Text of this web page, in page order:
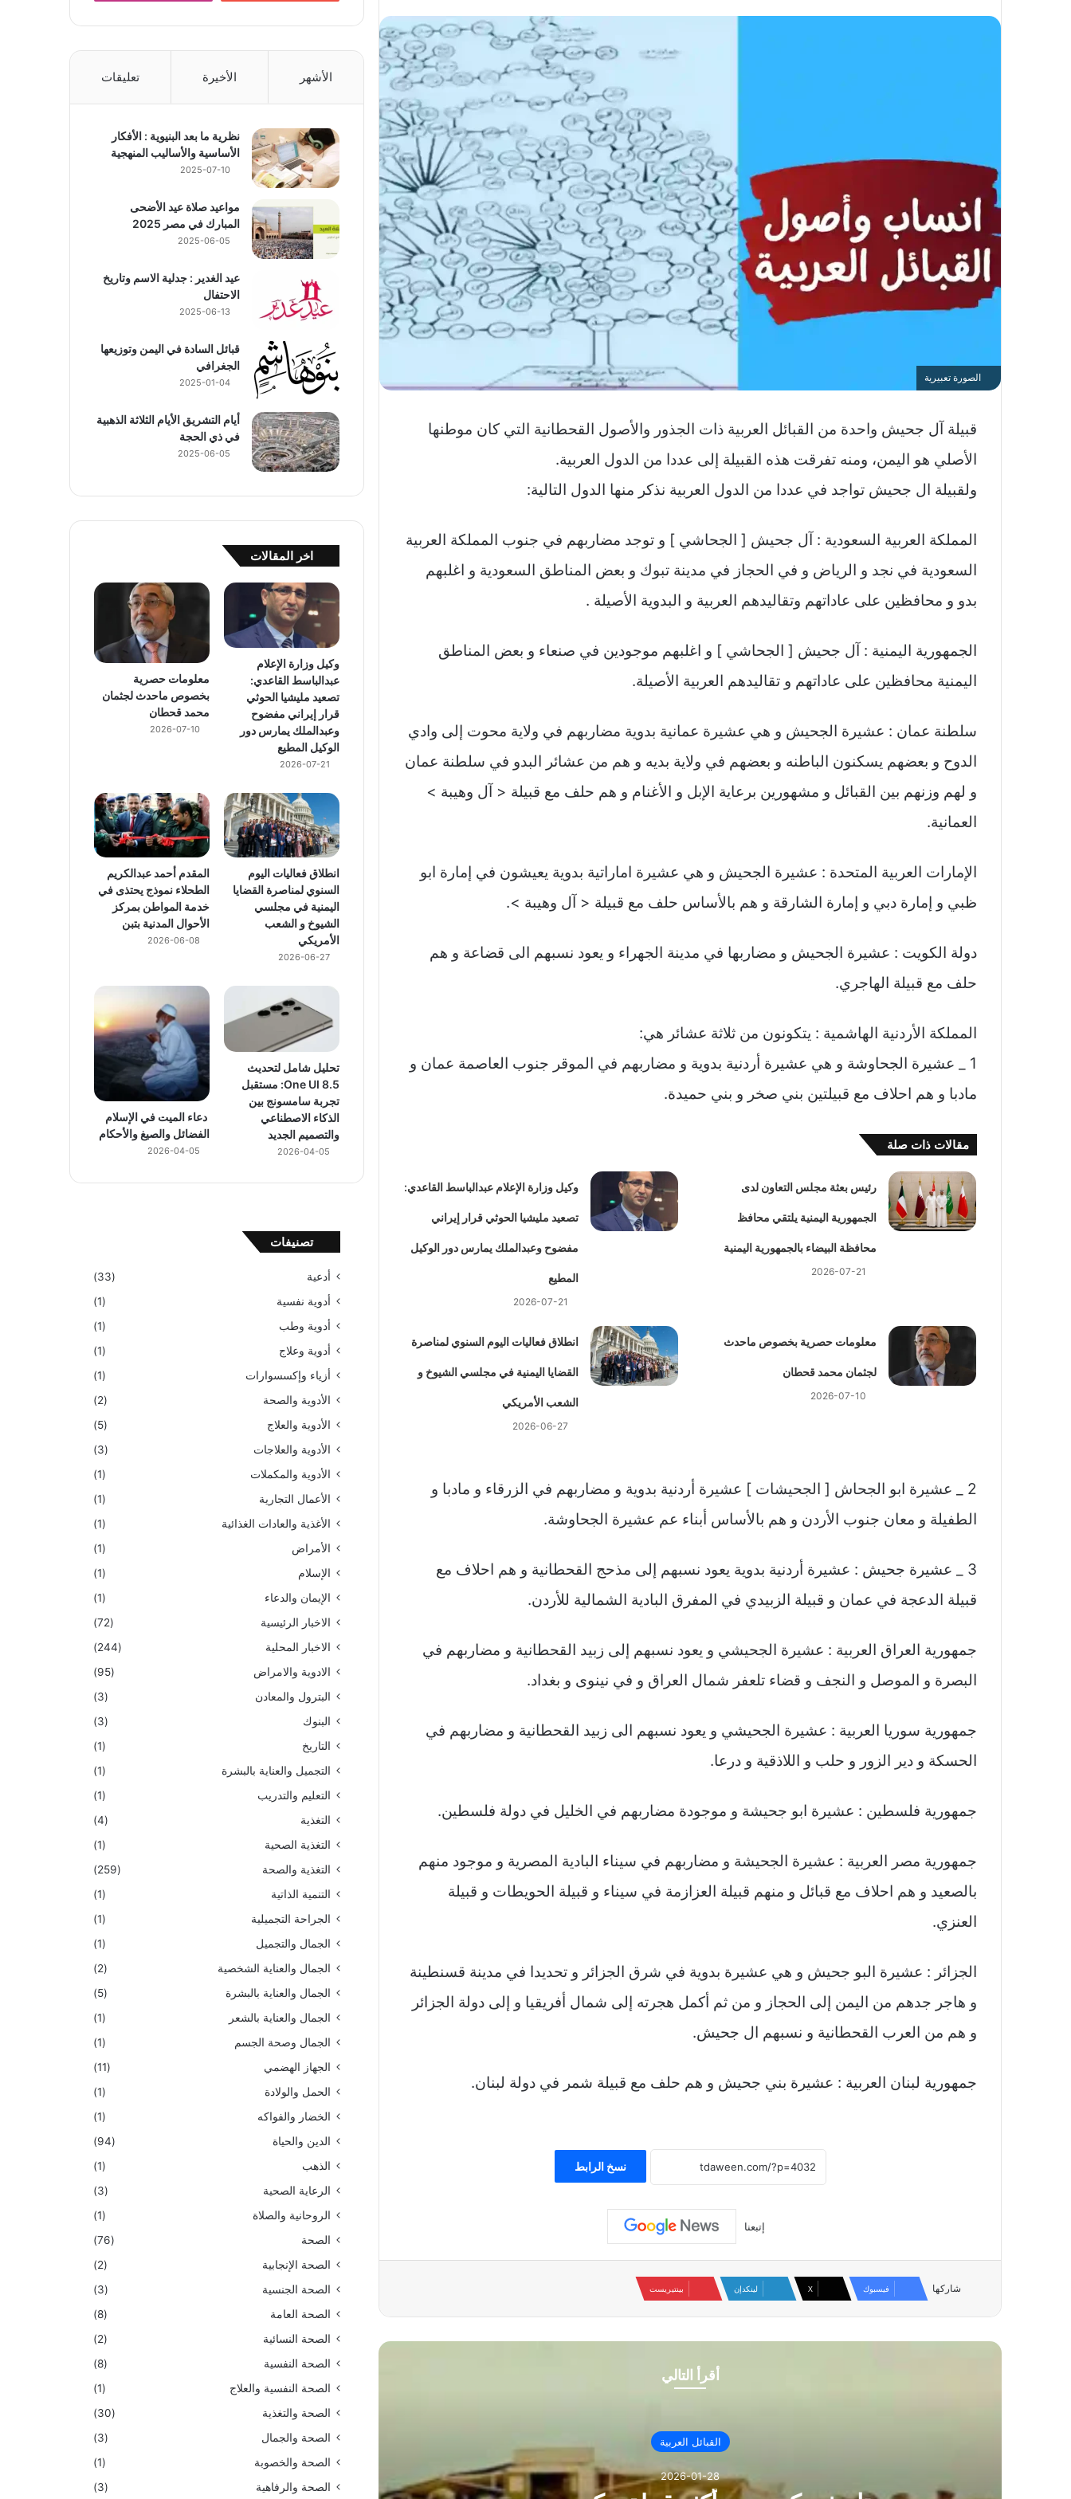
الصورة تعبيرية
قبيلة آل جحيش واحدة من القبائل العربية ذات الجذور والأصول القحطانية التي كان موطنها
الأصلي هو اليمن، ومنه تفرقت هذه القبيلة إلى عددا من الدول العربية.
ولقبيلة ال جحيش تواجد في عددا من الدول العربية نذكر منها الدول التالية:
المملكة العربية السعودية : آل جحيش [ الجحاشي ] و توجد مضاربهم في جنوب المملكة العربية
السعودية في نجد و الرياض و في الحجاز في مدينة تبوك و بعض المناطق السعودية و اغلبهم
بدو و محافظين على عاداتهم وتقاليدهم العربية و البدوية الأصيلة .
الجمهورية اليمنية : آل جحيش [ الجحاشي ] و اغلبهم موجودين في صنعاء و بعض المناطق
اليمنية محافظين على عاداتهم و تقاليدهم العربية الأصيلة.
سلطنة عمان : عشيرة الجحيش و هي عشيرة عمانية بدوية مضاربهم في ولاية محوت إلى وادي
الدوح و بعضهم يسكنون الباطنه و بعضهم في ولاية بديه و هم من عشائر البدو في سلطنة عمان
و لهم وزنهم بين القبائل و مشهورين برعاية الإبل و الأغنام و هم حلف مع قبيلة < آل وهيبة >
العمانية.
الإمارات العربية المتحدة : عشيرة الجحيش و هي عشيرة اماراتية بدوية يعيشون في إمارة ابو
ظبي و إمارة دبي و إمارة الشارقة و هم بالأساس حلف مع قبيلة < آل وهيبة >.
دولة الكويت : عشيرة الجحيش و مضاربها في مدينة الجهراء و يعود نسبهم الى قضاعة و هم
حلف مع قبيلة الهاجري.
المملكة الأردنية الهاشمية : يتكونون من ثلاثة عشائر هي:
1 _ عشيرة الجحاوشة و هي عشيرة أردنية بدوية و مضاربهم في الموقر جنوب العاصمة عمان و
مادبا و هم احلاف مع قبيلتين بني صخر و بني حميدة.
مقالات ذات صلة
رئيس بعثة مجلس التعاون لدى
الجمهورية اليمنية يلتقي محافظ
محافظة البيضاء بالجمهورية اليمنية
2026-07-21
وكيل وزارة الإعلام عبدالباسط القاعدي:
تصعيد مليشيا الحوثي قرار إيراني
مفضوح وعبدالملك يمارس دور الوكيل
المطيع
2026-07-21
معلومات حصرية بخصوص ماحدث
لجثمان محمد قحطان
2026-07-10
انطلاق فعاليات اليوم السنوي لمناصرة
القضايا اليمنية في مجلسي الشيوخ و
الشعب الأمريكي
2026-06-27
2 _ عشيرة ابو الجحاش [ الجحيشات ] عشيرة أردنية بدوية و مضاربهم في الزرقاء و مادبا و
الطفيلة و معان جنوب الأردن و هم بالأساس أبناء عم عشيرة الجحاوشة.
3 _ عشيرة جحيش : عشيرة أردنية بدوية يعود نسبهم إلى مذحج القحطانية و هم احلاف مع
قبيلة الدعجة في عمان و قبيلة الزبيدي في المفرق البادية الشمالية للأردن.
جمهورية العراق العربية : عشيرة الجحيشي و يعود نسبهم إلى زبيد القحطانية و مضاربهم في
البصرة و الموصل و النجف و قضاء تلعفر شمال العراق و في نينوى و بغداد.
جمهورية سوريا العربية : عشيرة الجحيشي و يعود نسبهم الى زبيد القحطانية و مضاربهم في
الحسكة و دير الزور و حلب و اللاذقية و درعا.
جمهورية فلسطين : عشيرة ابو جحيشة و موجودة مضاربهم في الخليل في دولة فلسطين.
جمهورية مصر العربية : عشيرة الجحيشة و مضاربهم في سيناء البادية المصرية و موجود منهم
بالصعيد و هم احلاف مع قبائل و منهم قبيلة العزازمة في سيناء و قبيلة الحويطات و قبيلة
العنزي.
الجزائر : عشيرة البو جحيش و هي عشيرة بدوية في شرق الجزائر و تحديدا في مدينة قسنطينة
و هاجر جدهم من اليمن إلى الحجاز و من ثم أكمل هجرته إلى شمال أفريقيا و إلى دولة الجزائر
و هم من العرب القحطانية و نسبهم ال جحيش.
جمهورية لبنان العربية : عشيرة بني جحيش و هم حلف مع قبيلة شمر في دولة لبنان.
نسخ الرابط
إتبعنا
شاركها فيسبوك ‫X لينكدإن بينتيريست
أقرأ التالي
القبائل العربية
2026-01-28
الأشهر الأخيرة تعليقات
نظرية ما بعد البنيوية : الأفكار
الأساسية والأساليب المنهجية
2025-07-10
مواعيد صلاة عيد الأضحى
المبارك في مصر 2025
2025-06-05
عيد الغدير : جدلية الاسم وتاريخ
الاحتفال
2025-06-13
قبائل السادة في اليمن وتوزيعها
الجغرافي
2025-01-04
أيام التشريق الأيام الثلاثة الذهبية
في ذي الحجة
2025-06-05
اخر المقالات
وكيل وزارة الإعلام
عبدالباسط القاعدي:
تصعيد مليشيا الحوثي
قرار إيراني مفضوح
وعبدالملك يمارس دور
الوكيل المطيع
2026-07-21
معلومات حصرية
بخصوص ماحدث لجثمان
محمد قحطان
2026-07-10
انطلاق فعاليات اليوم
السنوي لمناصرة القضايا
اليمنية في مجلسي
الشيوخ و الشعب
الأمريكي
2026-06-27
المقدم أحمد عبدالكريم
الطحلاء نموذج يحتذى في
خدمة المواطن بمركز
الأحوال المدنية بتبن
2026-06-08
تحليل شامل لتحديث
One UI 8.5: مستقبل
تجربة سامسونج بين
الذكاء الاصطناعي
والتصميم الجديد
2026-04-05
دعاء الميت في الإسلام
الفضائل والصيغ والأحكام
2026-04-05
تصنيفات
أدعية
(33)
أدوية نفسية
(1)
أدوية وطب
(1)
أدوية وعلاج
(1)
أزياء وإكسسوارات
(1)
الأدوية والصحة
(2)
الأدوية والعلاج
(5)
الأدوية والعلاجات
(3)
الأدوية والمكملات
(1)
الأعمال التجارية
(1)
الأغذية والعادات الغذائية
(1)
الأمراض
(1)
الإسلام
(1)
الإيمان والدعاء
(1)
الاخبار الرئيسية
(72)
الاخبار المحلية
(244)
الادوية والامراض
(95)
البترول والمعادن
(3)
البنوك
(3)
التاريخ
(1)
التجميل والعناية بالبشرة
(1)
التعليم والتدريب
(1)
التغذية
(4)
التغذية الصحية
(1)
التغذية والصحة
(259)
التنمية الذاتية
(1)
الجراحة التجميلية
(1)
الجمال والتجميل
(1)
الجمال والعناية الشخصية
(2)
الجمال والعناية بالبشرة
(5)
الجمال والعناية بالشعر
(1)
الجمال وصحة الجسم
(1)
الجهاز الهضمي
(11)
الحمل والولادة
(1)
الخضار والفواكه
(1)
الدين والحياة
(94)
الذهب
(1)
الرعاية الصحية
(3)
الروحانية والصلاة
(1)
الصحة
(76)
الصحة الإنجابية
(2)
الصحة الجنسية
(3)
الصحة العامة
(8)
الصحة النسائية
(2)
الصحة النفسية
(8)
الصحة النفسية والعلاج
(1)
الصحة والتغذية
(30)
الصحة والجمال
(3)
الصحة والخصوبة
(1)
الصحة والرفاهية
(3)